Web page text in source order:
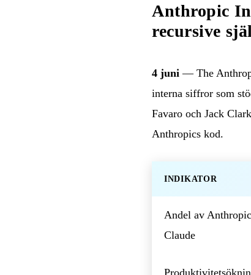
Anthropic
recursive
4 juni — The
interna siffror som
Favaro och Jack
Anthropics kod.
INDIKATOR
Andel av
Claude